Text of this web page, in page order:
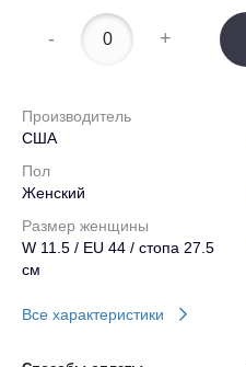
- +
Производитель
США
Пол
Женский
Размер женщины
W 11.5 / EU 44 / стопа 27.5
см
Все характеристики